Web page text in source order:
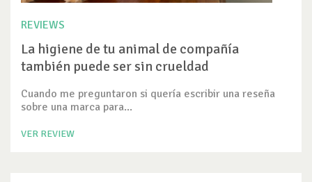
REVIEWS
La higiene de tu animal de compañía
también puede ser sin crueldad
Cuando me preguntaron si quería escribir una reseña
sobre una marca para...
VER REVIEW